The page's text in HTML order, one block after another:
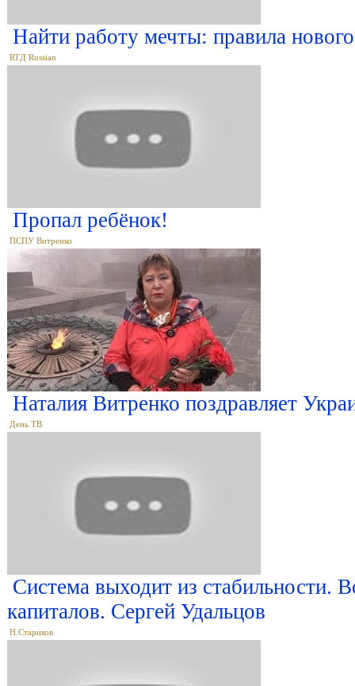
Найти работу мечты: правила
RTД Russian
Пропал ребёнок!
ПСПУ Витренко
Наталия Витренко поздравляет
День ТВ
Система выходит из стабильности.
капиталов. Сергей Удальцов
Н.Стариков